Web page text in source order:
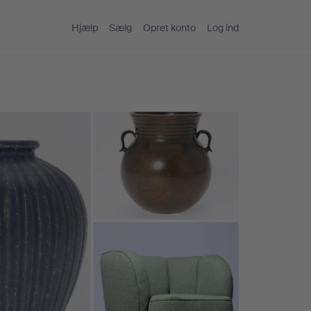
Hjælp Sælg Opret konto Log ind